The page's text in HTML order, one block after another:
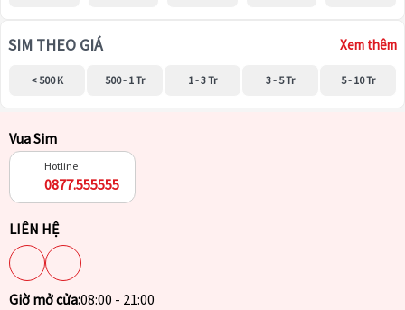
SIM THEO GIÁ Xem thêm
< 500 K 500 - 1 Tr 1 - 3 Tr 3 - 5 Tr 5 - 10 Tr
Vua Sim
Hotline
0877.555555
LIÊN HỆ
Giờ mở cửa:08:00 - 21:00